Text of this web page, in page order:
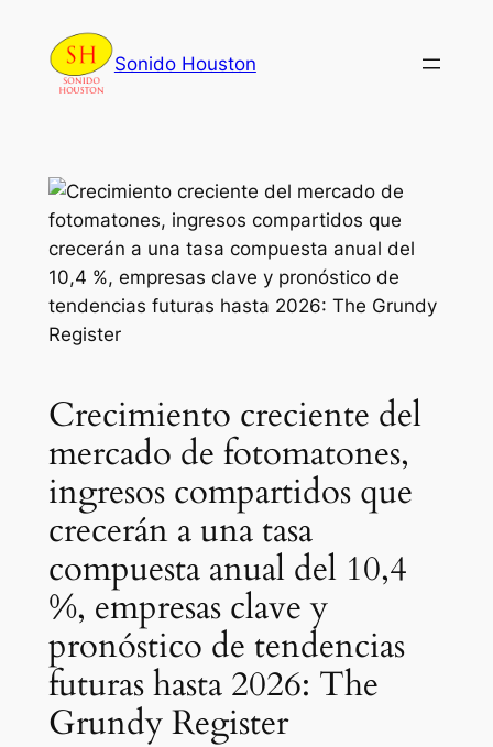
content
Sonido Houston
Crecimiento creciente del
mercado de fotomatones,
ingresos compartidos que
crecerán a una tasa
compuesta anual del 10,4
%, empresas clave y
pronóstico de tendencias
futuras hasta 2026: The
Grundy Register